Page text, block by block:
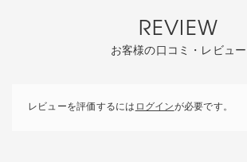
REVIEW
お客様の口コミ・レビュー
レビューを評価するには ログインが必要です。